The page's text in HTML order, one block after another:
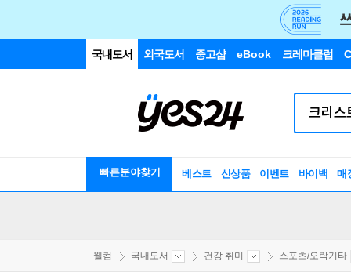
국내도서 외국도서 중고샵 eBook 크레마클럽
빠른분야찾기 베스트 신상품 이벤트 바이백 매
웰컴 국내도서 건강 취미 스포츠/오락기타